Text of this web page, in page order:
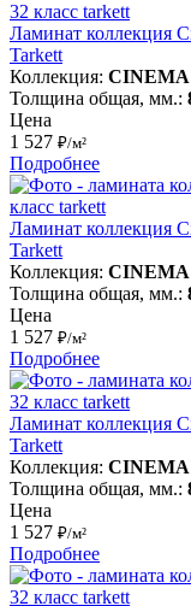
Ламинат коллекция
Tarkett
Коллекция: CINEMA
Толщина общая, мм.:
Цена
1 527 ₽/м²
Подробнее
Ламинат коллекция
Tarkett
Коллекция: CINEMA
Толщина общая, мм.:
Цена
1 527 ₽/м²
Подробнее
Ламинат коллекция
Tarkett
Коллекция: CINEMA
Толщина общая, мм.:
Цена
1 527 ₽/м²
Подробнее